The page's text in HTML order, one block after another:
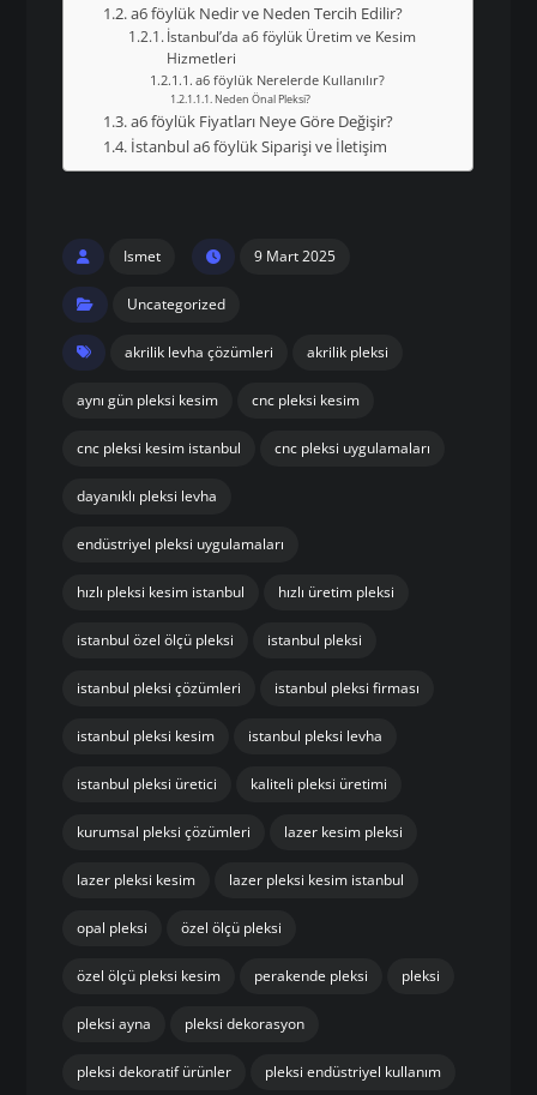
a6 föylük Nedir ve Neden Tercih Edilir?
İstanbul’da a6 föylük Üretim ve Kesim
Hizmetleri
a6 föylük Nerelerde Kullanılır?
Neden Önal Pleksi?
a6 föylük Fiyatları Neye Göre Değişir?
İstanbul a6 föylük Siparişi ve İletişim
Ismet 9 Mart 2025
Uncategorized
akrilik levha çözümleri akrilik pleksi
aynı gün pleksi kesim cnc pleksi kesim
cnc pleksi kesim istanbul cnc pleksi uygulamaları
dayanıklı pleksi levha
endüstriyel pleksi uygulamaları
hızlı pleksi kesim istanbul hızlı üretim pleksi
istanbul özel ölçü pleksi istanbul pleksi
istanbul pleksi çözümleri istanbul pleksi firması
istanbul pleksi kesim istanbul pleksi levha
istanbul pleksi üretici kaliteli pleksi üretimi
kurumsal pleksi çözümleri lazer kesim pleksi
lazer pleksi kesim lazer pleksi kesim istanbul
opal pleksi özel ölçü pleksi
özel ölçü pleksi kesim perakende pleksi pleksi
pleksi ayna pleksi dekorasyon
pleksi dekoratif ürünler pleksi endüstriyel kullanım